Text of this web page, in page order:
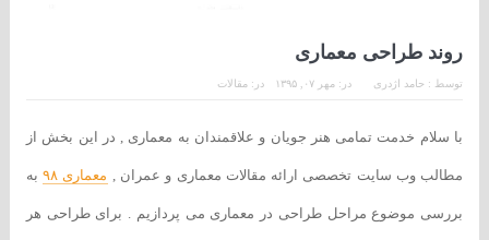
روند طراحی معماری
توسط : حامد اژدری در: مهر ۰۷, ۱۳۹۵ در: مقالات
با سلام خدمت تمامی هنر جویان و علاقمندان به معماری , در این بخش از
مطالب وب سایت تخصصی ارائه مقالات معماری و عمران , معماری ۹۸ به
بررسی موضوع مراحل طراحی در معماری می پردازیم . برای طراحی هر